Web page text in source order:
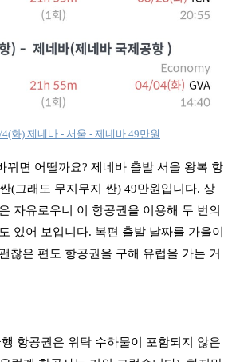
화) 제네바 - 서울 - 제네바 49만원
뀌면 어떨까요? 제네바 출발 서울 왕복 항
(그래도 무지무지 싼) 49만원입니다. 상
자유로우니 이 항공권을 이용해 두 번의
있어 보입니다. 복편 출발 날짜를 가을이
찮은 편도 항공권을 구해 유럽을 가는 거
항공권은 위탁 수하물이 포함되지 않은